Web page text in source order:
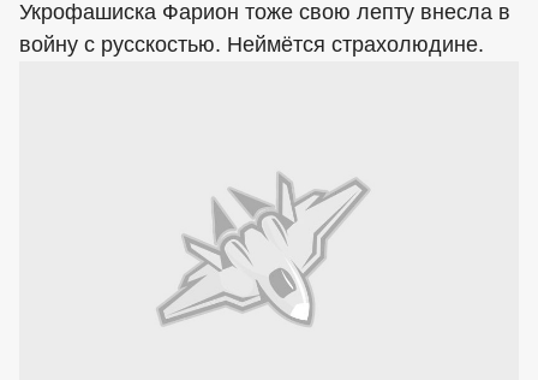
Укрофашиска Фарион тоже свою лепту внесла в
войну с русскостью. Неймётся страхолюдине.